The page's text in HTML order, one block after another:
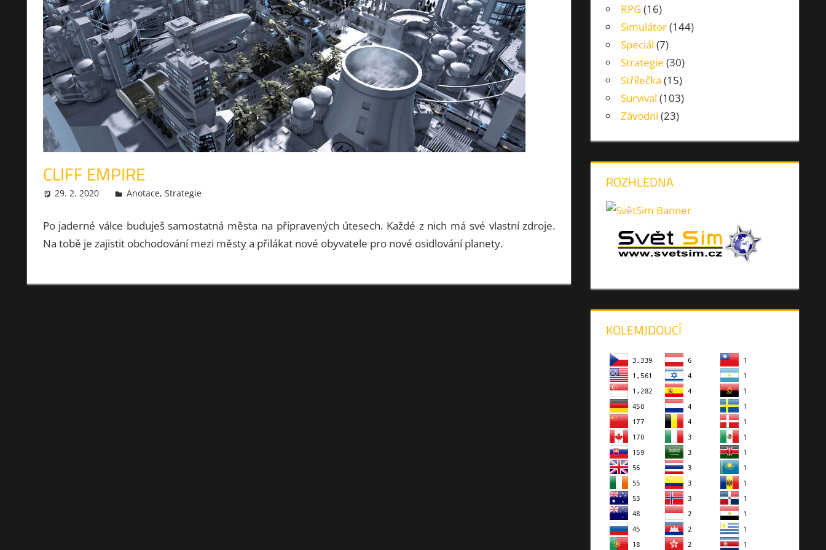
CLIFF EMPIRE
29. 2. 2020 xmilek
Anotace, Strategie
Po jaderné válce buduješ samostatná města na připravených útesech. Každé z nich má své vlastní zdroje.
Na tobě je zajistit obchodování mezi městy a přilákat nové obyvatele pro nové osidlování planety.
RPG(16)
Simulátor(144)
Speciál (7)
Strategie (30)
Střílečka (15)
Survival (103)
Závodní(23)
ROZHLEDNA
KOLEMJDOUCÍ